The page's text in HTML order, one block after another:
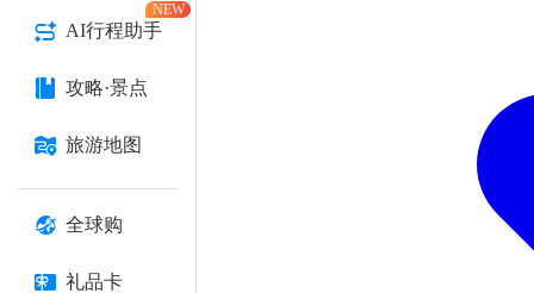
AI行程助手
NEW
攻略·景点
旅游地图
全球购
礼品卡